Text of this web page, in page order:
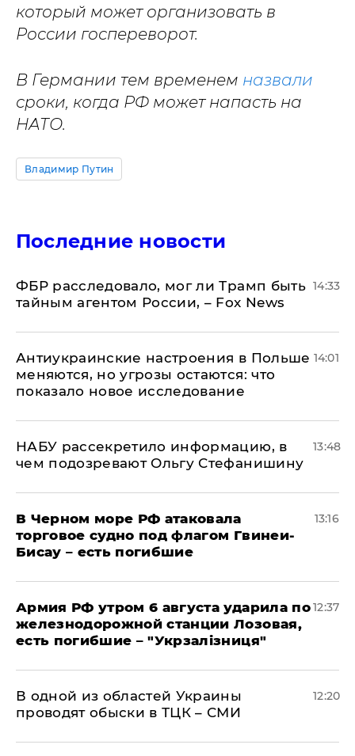
который может организовать в
России госпереворот.
В Германии тем временем назвали
сроки, когда РФ может напасть на
НАТО.
Владимир Путин
Последние новости
ФБР расследовало, мог ли Трамп быть
тайным агентом России, – Fox News
14:33
Антиукраинские настроения в Польше
меняются, но угрозы остаются: что
показало новое исследование
14:01
НАБУ рассекретило информацию, в
чем подозревают Ольгу Стефанишину
13:48
В Черном море РФ атаковала
торговое судно под флагом Гвинеи-
Бисау – есть погибшие
13:16
Армия РФ утром 6 августа ударила по
железнодорожной станции Лозовая,
есть погибшие – "Укрзалізниця"
12:37
В одной из областей Украины
проводят обыски в ТЦК – СМИ
12:20